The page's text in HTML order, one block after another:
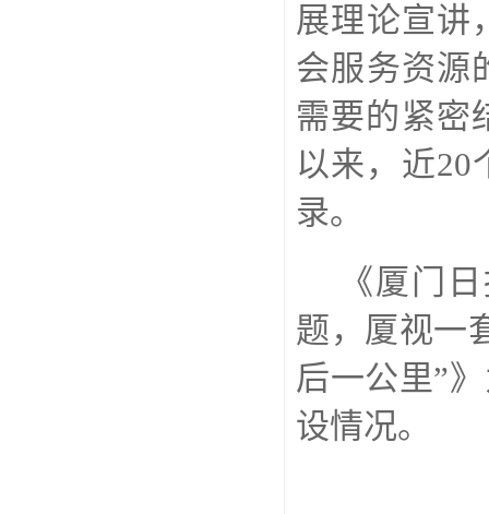
展理论宣讲
会服务资源
需要的紧密
以来，近20
录。
《厦门
题，厦视一
后一公里”
设情况。